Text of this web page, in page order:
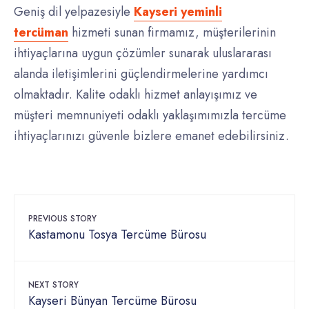
Geniş dil yelpazesiyle Kayseri yeminli
tercüman hizmeti sunan firmamız, müşterilerinin
ihtiyaçlarına uygun çözümler sunarak uluslararası
alanda iletişimlerini güçlendirmelerine yardımcı
olmaktadır. Kalite odaklı hizmet anlayışımız ve
müşteri memnuniyeti odaklı yaklaşımımızla tercüme
ihtiyaçlarınızı güvenle bizlere emanet edebilirsiniz.
PREVIOUS STORY
Kastamonu Tosya Tercüme Bürosu
NEXT STORY
Kayseri Bünyan Tercüme Bürosu